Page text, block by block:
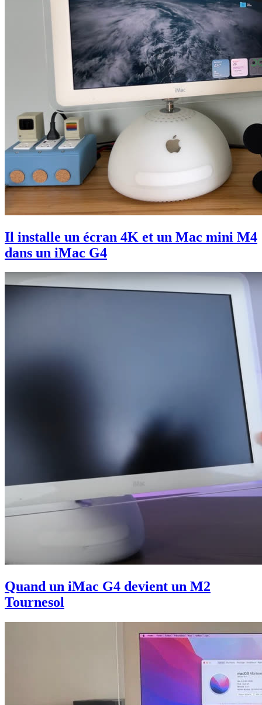
Il installe un écran 4K et un Mac mini M4
dans un iMac G4
Quand un iMac G4 devient un M2
Tournesol